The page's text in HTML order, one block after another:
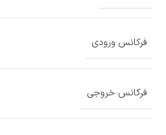
فرکانس ورودی
فرکانس خروجی